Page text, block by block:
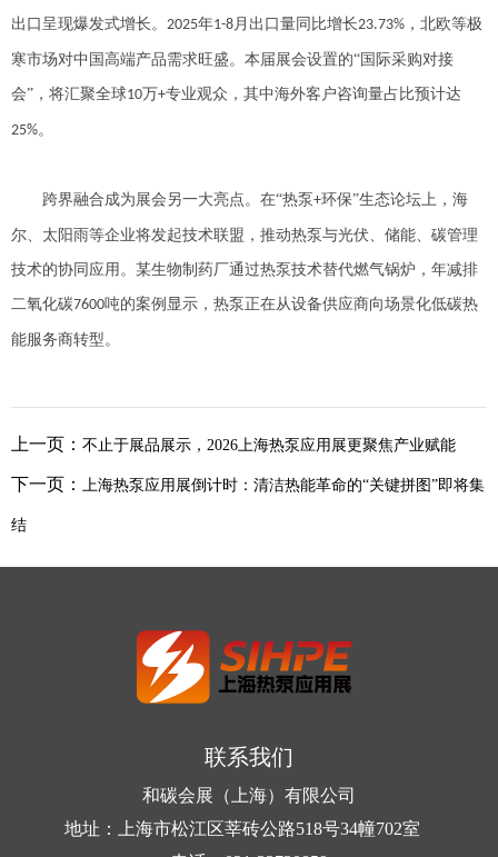
出口呈现爆发式增长。 2025年1-8月出口量同比增长23.73% ，北欧等极
寒市场对中国高端产品需求旺盛。本届展会设置的“国际采购对接
会”，将汇聚全球10万+专业观众，其中海外客户咨询量占比预计达
25%。
跨界融合成为展会另一大亮点。在“热泵+环保”生态论坛上，海
尔、太阳雨等企业将发起技术联盟，推动热泵与光伏、储能、碳管理
技术的协同应用。某生物制药厂通过热泵技术替代燃气锅炉，年减排
二氧化碳7600吨的案例显示，热泵正在从设备供应商向场景化低碳热
能服务商转型。
上一页： 不止于展品展示，2026上海热泵应用展更聚焦产业赋能
下一页： 上海热泵应用展倒计时：清洁热能革命的“关键拼图”即将集
结
联系我们
和碳会展（上海）有限公司
地址：上海市松江区莘砖公路518号34幢702室